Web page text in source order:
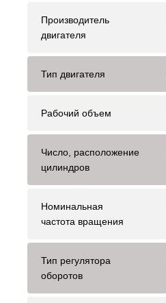
Производитель
двигателя
Тип двигателя
Рабочий объем
Число, расположение
цилиндров
Номинальная
частота вращения
Тип регулятора
оборотов